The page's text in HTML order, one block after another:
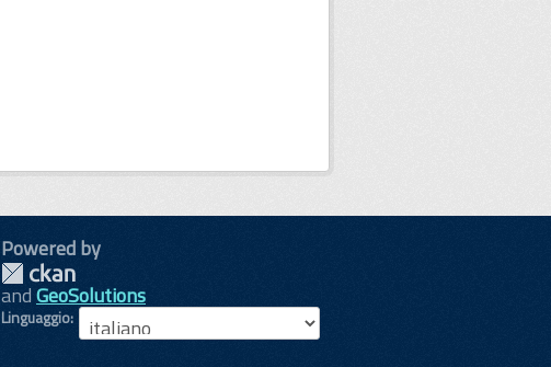
Powered by
andGeoSolutions
Linguaggio